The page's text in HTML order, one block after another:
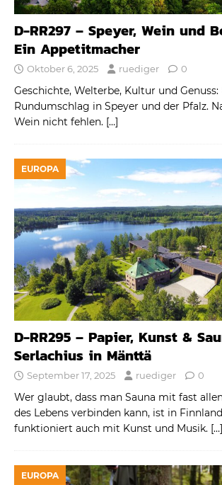
D-RR297 – Speyer, Wein und
Ein Appetitmacher
Oktober 6, 2025 ruediger 0
Geschichte, Welterbe, Kultur und Genuss:
Rundumschlag in Speyer und der Pfalz.
Wein nicht fehlen. […]
EUROPA
D-RR295 – Papier, Kunst &
Serlachius in Mänttä
September 17, 2025 ruediger 0
Wer glaubt, dass man Sauna mit fast
des Lebens verbinden kann, ist in
funktioniert auch mit Kunst und Musik. […]
EUROPA